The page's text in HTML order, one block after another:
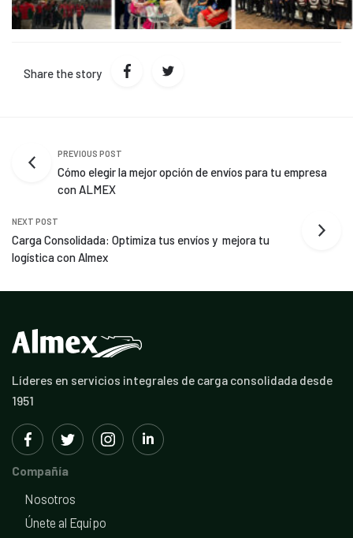
Share the story
PREVIOUS POST
Cómo elegir la mejor opción de envíos para tu empresa
con ALMEX
NEXT POST
Carga Consolidada: Optimiza tus envíos y mejora tu
logística con Almex
Líderes en servicios integrales de carga consolidada desde
1951
Compañía
Nosotros
Únete al Equipo